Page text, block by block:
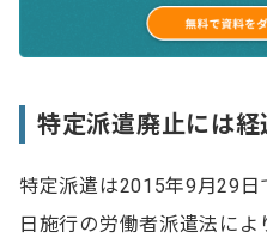
特定派遣廃止には
特定派遣は2015年9月29
日施行の労働者派遣法に